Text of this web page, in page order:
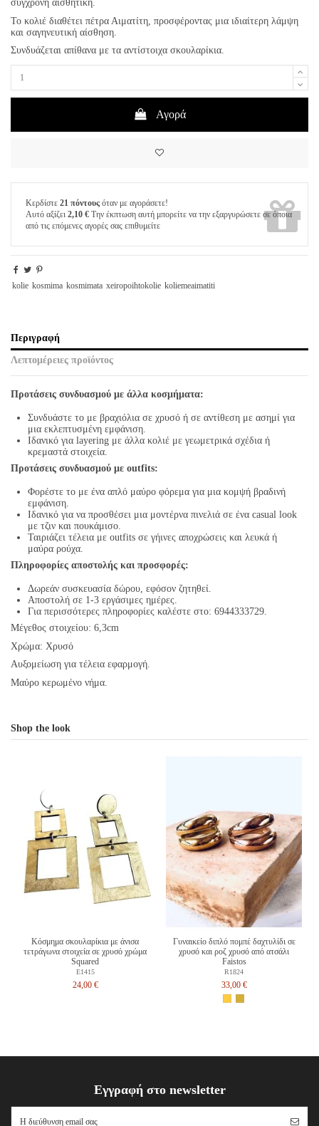
σύγχρονη αισθητική.
Το κολιέ διαθέτει πέτρα Αιματίτη, προσφέροντας μια ιδιαίτερη λάμψη
και σαγηνευτική αίσθηση.
Συνδυάζεται απίθανα με τα αντίστοιχα σκουλαρίκια.
Αγορά
Κερδίστε 21 πόντους όταν με αγοράσετε!
Αυτό αξίζει 2,10 € Την έκπτωση αυτή μπορείτε να την εξαργυρώσετε σε όποια
από τις επόμενες αγορές σας επιθυμείτε
kolie kosmima kosmimata xeiropoihtokolie koliemeaimatiti
Περιγραφή
Λεπτομέρειες προϊόντος
Προτάσεις συνδυασμού με άλλα κοσμήματα:
Συνδυάστε το με βραχιόλια σε χρυσό ή σε αντίθεση με ασημί για
μια εκλεπτυσμένη εμφάνιση.
Ιδανικό για layering με άλλα κολιέ με γεωμετρικά σχέδια ή
κρεμαστά στοιχεία.
Προτάσεις συνδυασμού με outfits:
Φορέστε το με ένα απλό μαύρο φόρεμα για μια κομψή βραδινή
εμφάνιση.
Ιδανικό για να προσθέσει μια μοντέρνα πινελιά σε ένα casual look
με τζιν και πουκάμισο.
Ταιριάζει τέλεια με outfits σε γήινες αποχρώσεις και λευκά ή
μαύρα ρούχα.
Πληροφορίες αποστολής και προσφορές:
Δωρεάν συσκευασία δώρου, εφόσον ζητηθεί.
Αποστολή σε 1-3 εργάσιμες ημέρες.
Για περισσότερες πληροφορίες καλέστε στο: 6944333729.
Μέγεθος στοιχείου: 6,3cm
Χρώμα: Χρυσό
Αυξομείωση για τέλεια εφαρμογή.
Μαύρο κερωμένο νήμα.
Shop the look
Κόσμημα σκουλαρίκια με άνισα
τετράγωνα στοιχεία σε χρυσό χρώμα
Squared
E1415
24,00 €
Γυναικείο διπλό πομπέ δαχτυλίδι σε
χρυσό και ροζ χρυσό από ατσάλι
Faistos
R1824
33,00 €
Εγγραφή στο newsletter